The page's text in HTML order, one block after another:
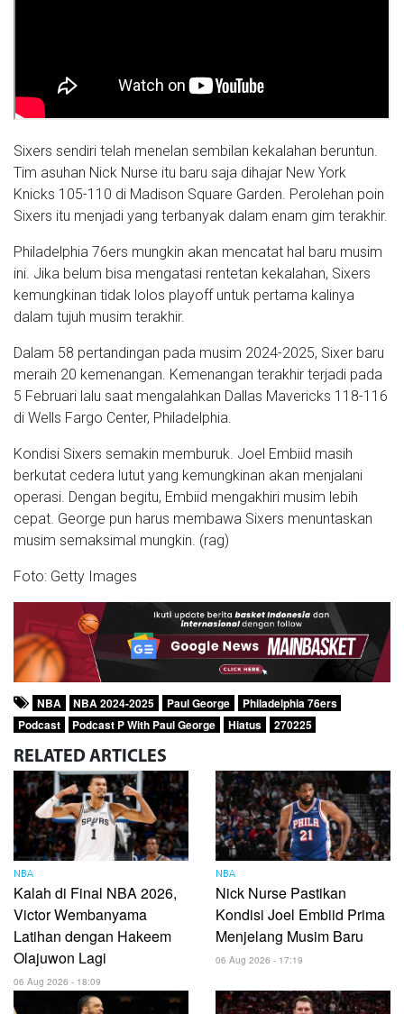
Sixers sendiri telah menelan sembilan kekalahan beruntun.
Tim asuhan Nick Nurse itu baru saja dihajar New York
Knicks 105-110 di Madison Square Garden. Perolehan poin
Sixers itu menjadi yang terbanyak dalam enam gim terakhir.
Philadelphia 76ers mungkin akan mencatat hal baru musim
ini. Jika belum bisa mengatasi rentetan kekalahan, Sixers
kemungkinan tidak lolos playoff untuk pertama kalinya
dalam tujuh musim terakhir.
Dalam 58 pertandingan pada musim 2024-2025, Sixer baru
meraih 20 kemenangan. Kemenangan terakhir terjadi pada
5 Februari lalu saat mengalahkan Dallas Mavericks 118-116
di Wells Fargo Center, Philadelphia.
Kondisi Sixers semakin memburuk. Joel Embiid masih
berkutat cedera lutut yang kemungkinan akan menjalani
operasi. Dengan begitu, Embiid mengakhiri musim lebih
cepat. George pun harus membawa Sixers menuntaskan
musim semaksimal mungkin. (rag)
Foto: Getty Images
NBA NBA 2024-2025 Paul George
Philadelphia 76ers
Podcast
Podcast P With Paul George Hiatus 270225
RELATED ARTICLES
NBA
Kalah di Final NBA 2026,
Victor Wembanyama
Latihan dengan Hakeem
Olajuwon Lagi
06 Aug 2026 - 18:09
NBA
Nick Nurse Pastikan
Kondisi Joel Embiid Prima
Menjelang Musim Baru
06 Aug 2026 - 17:19